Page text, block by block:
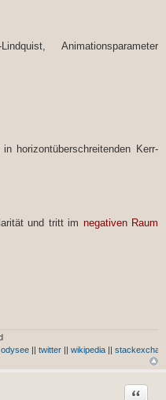
Animationsparameter
horizontüberschreitenden Kerr-
und tritt im negativen Raum
odysee || twitter || wikipedia ||
Zitat